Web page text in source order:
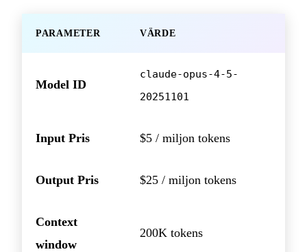
PARAMETER VÄRDE
Model ID
claude-opus-4-5-
20251101
Input Pris $5 / miljon tokens
Output Pris $25 / miljon tokens
Context
window
200K tokens